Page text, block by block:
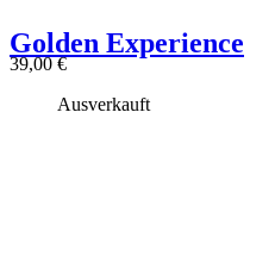
Golden Experience
39,00€
Ausverkauft